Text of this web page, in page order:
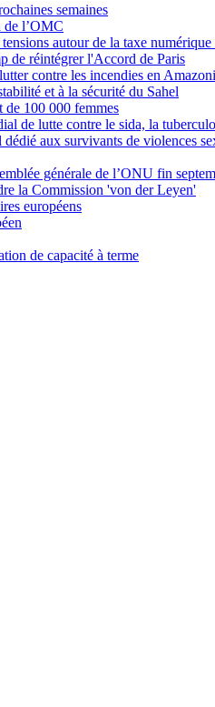
semaines
de l’OMC
autour de la taxe numérique
de réintégrer l'Accord de Paris
contre les incendies en
et à la sécurité du Sahel
100 000 femmes
de lutte contre le sida, la
aux survivants de violences
générale de l’ONU fin
la Commission 'von der Leyen'
européens
de capacité à terme